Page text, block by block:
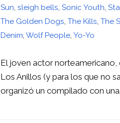
Sun,sleigh bells,Sonic Youth,
The Golden Dogs,The Kills,The
Denim,Wolf People, Yo-Yo
El joven actor norteamericano,
Los Anillos (y para los que no
organizó un compilado con